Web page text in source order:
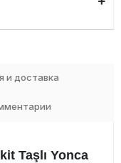
и доставка
Taşlı Yonca